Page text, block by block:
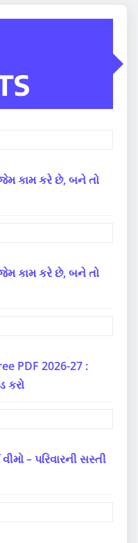
કામ કરે છે, બને તો
કામ કરે છે, બને તો
PDF 2026-27 :
કરો
– પરિવારની સસ્તી